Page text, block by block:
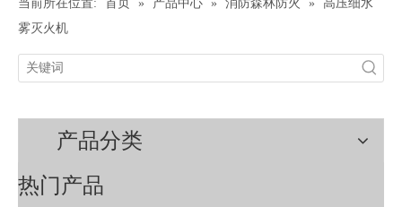
当前所在位置: 首页 » 产品中心 » 消防森林防火 »
高压细水
雾灭火机
产品分类
热门产品